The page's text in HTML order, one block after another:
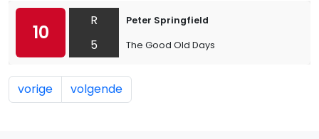
10
R
5
Peter Springfield
The Good Old Days
vorige volgende